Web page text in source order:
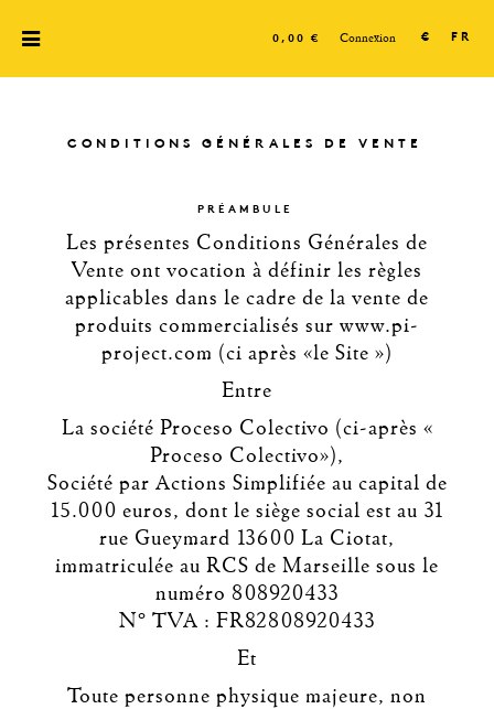
FR
€
Connexion
0,00 €
CONDITIONS GÉNÉRALES DE VENTE
PRÉAMBULE
Les présentes Conditions Générales de
Vente ont vocation à définir les règles
applicables dans le cadre de la vente de
produits commercialisés sur www.pi-
project.com (ci après «le Site »)
Entre
La société Proceso Colectivo (ci-après «
Proceso Colectivo»),
Société par Actions Simplifiée au capital de
15.000 euros, dont le siège social est au 31
rue Gueymard 13600 La Ciotat,
immatriculée au RCS de Marseille sous le
numéro 808920433
N° TVA : FR82808920433
Et
Toute personne physique majeure, non